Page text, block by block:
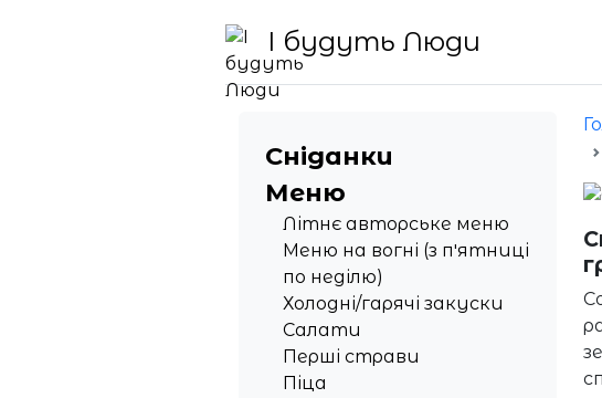
І будуть Люди
Сніданки
Меню
Літнє авторське меню
Меню на вогні (з пʼятниці
по неділю)
Холодні/гарячі закуски
Салати
Перші страви
Піца